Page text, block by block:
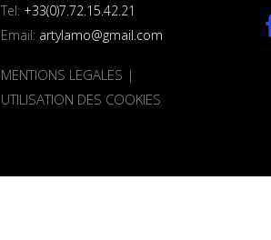
Tel: +33(0)7.72.15.42.21
Email: artylamo@gmail.com
MENTIONS LEGALES |
UTILISATION DES COOKIES